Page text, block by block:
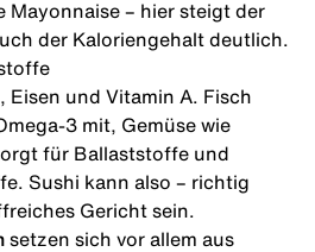
Mayonnaise – hier steigt der
der Kaloriengehalt deutlich.
Eisen und Vitamin A. Fisch
3 mit, Gemüse wie
für Ballaststoffe und
Sushi kann also – richtig
Gericht sein.
setzen sich vor allem aus